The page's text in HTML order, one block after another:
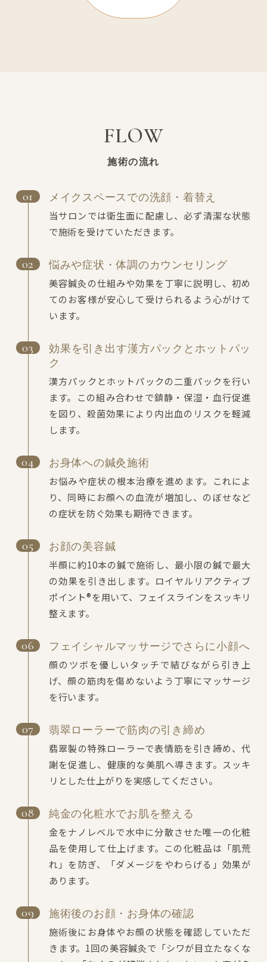
FLOW
施術の流れ
メイクスペースでの洗顔・着替え
当サロンでは衛生面に配慮し、必ず清潔な状態
で施術を受けていただきます。
悩みや症状・体調のカウンセリング
美容鍼灸の仕組みや効果を丁寧に説明し、初め
てのお客様が安心して受けられるよう心がけて
います。
効果を引き出す漢方パックとホットパッ
ク
漢方パックとホットパックの二重パックを行い
ます。この組み合わせで鎮静・保湿・血行促進
を図り、殺菌効果により内出血のリスクを軽減
します。
お身体への鍼灸施術
お悩みや症状の根本治療を進めます。これによ
り、同時にお顔への血流が増加し、のぼせなど
の症状を防ぐ効果も期待できます。
お顔の美容鍼
半顔に約10本の鍼で施術し、最小限の鍼で最大
の効果を引き出します。ロイヤルリアクティブ
ポイント®︎を用いて、フェイスラインをスッキリ
整えます。
フェイシャルマッサージでさらに小顔へ
顔のツボを優しいタッチで結びながら引き上
げ、顔の筋肉を傷めないよう丁寧にマッサージ
を行います。
翡翠ローラーで筋肉の引き締め
翡翠製の特殊ローラーで表情筋を引き締め、代
謝を促進し、健康的な美肌へ導きます。スッキ
リとした仕上がりを実感してください。
純金の化粧水でお肌を整える
金をナノレベルで水中に分散させた唯一の化粧
品を使用して仕上げます。この化粧品は「肌荒
れ」を防ぎ、「ダメージをやわらげる」効果が
あります。
施術後のお顔・お身体の確認
施術後にお身体やお顔の状態を確認していただ
きます。1回の美容鍼灸で「シワが目立たなくな